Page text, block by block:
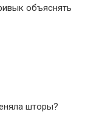
объяснять
шторы?